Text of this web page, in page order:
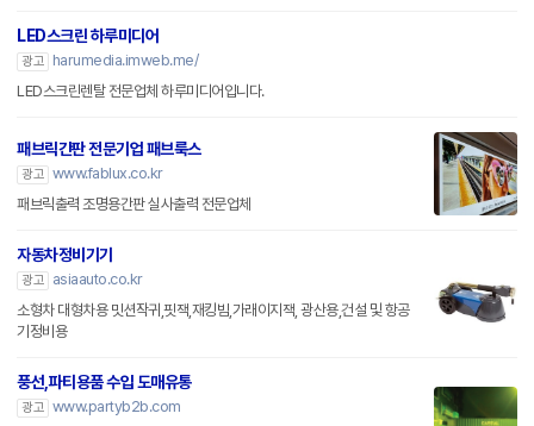
LED스크린 하루미디어
광고
harumedia.imweb.me/
LED스크린렌탈 전문업체 하루미디어입니다.
패브릭간판 전문기업 패브룩스
광고
www.fablux.co.kr
패브릭출력 조명용간판 실사출력 전문업체
자동차정비기기
광고
asiaauto.co.kr
소형차 대형차용 밋션작귀,핏잭,재킹빔,가래이지잭, 광산용,건설 및 항공
기정비용
풍선,파티용품 수입 도매유통
광고 www.partyb2b.com